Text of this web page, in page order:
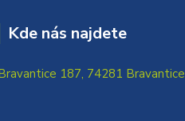
Kde nás najdete
187, 74281 Bravantice